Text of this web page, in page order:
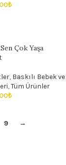
₺
Çok Yaşa
, Baskılı Bebek ve
,Tüm Ürünler
₺
9 →